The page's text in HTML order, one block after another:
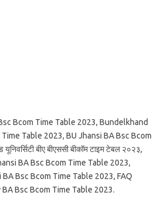
Bcom Time Table 2023, Bundelkhand
Table 2023, BU Jhansi BA Bsc Bcom
बीए बीएससी बीकॉम टाइम टेबल २०२३,
BA Bsc Bcom Time Table 2023,
Bsc Bcom Time Table 2023, FAQ
Bsc Bcom Time Table 2023.